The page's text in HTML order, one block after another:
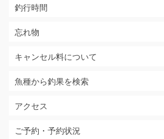
釣行時間
忘れ物
キャンセル料について
魚種から釣果を検索
アクセス
ご予約・予約状況